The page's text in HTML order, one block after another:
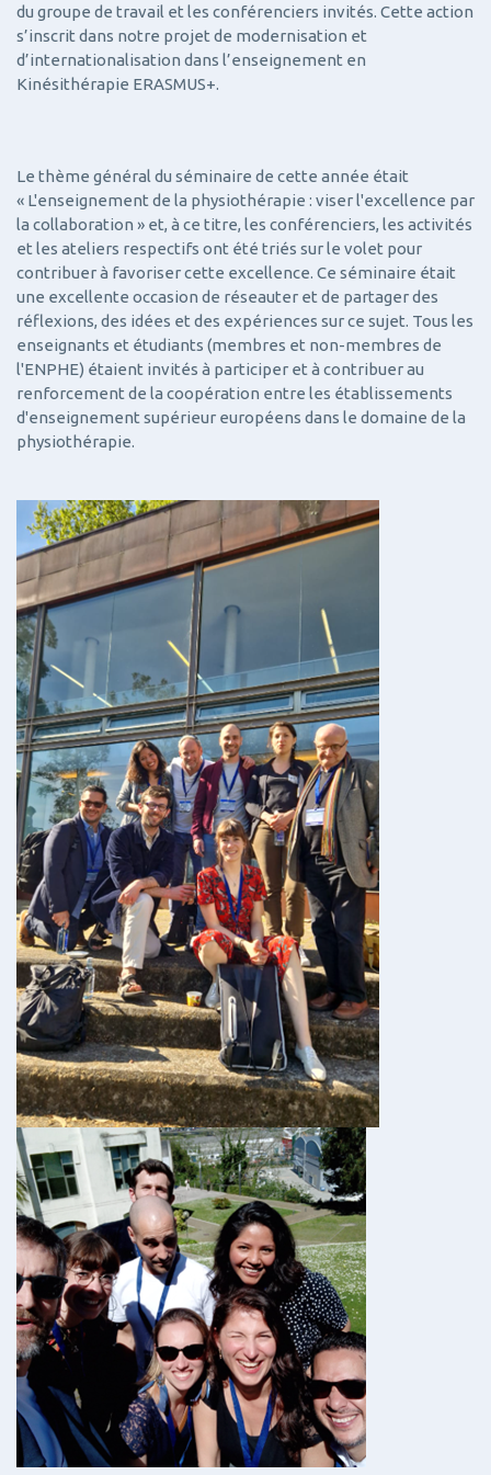
du groupe de travail et les conférenciers invités. Cette action
s’inscrit dans notre projet de modernisation et
d’internationalisation dans l’enseignement en
Kinésithérapie ERASMUS+.
Le thème général du séminaire de cette année était
« L'enseignement de la physiothérapie : viser l'excellence par
la collaboration » et, à ce titre, les conférenciers, les activités
et les ateliers respectifs ont été triés sur le volet pour
contribuer à favoriser cette excellence. Ce séminaire était
une excellente occasion de réseauter et de partager des
réflexions, des idées et des expériences sur ce sujet. Tous les
enseignants et étudiants (membres et non-membres de
l'ENPHE) étaient invités à participer et à contribuer au
renforcement de la coopération entre les établissements
d'enseignement supérieur européens dans le domaine de la
physiothérapie.